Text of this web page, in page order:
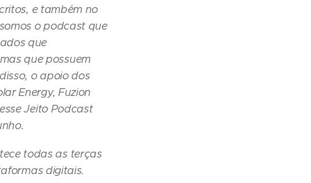
e também no
o podcast que
que
que possuem
o apoio dos
Energy, Fuzion
Jeito Podcast
todas as terças
digitais.